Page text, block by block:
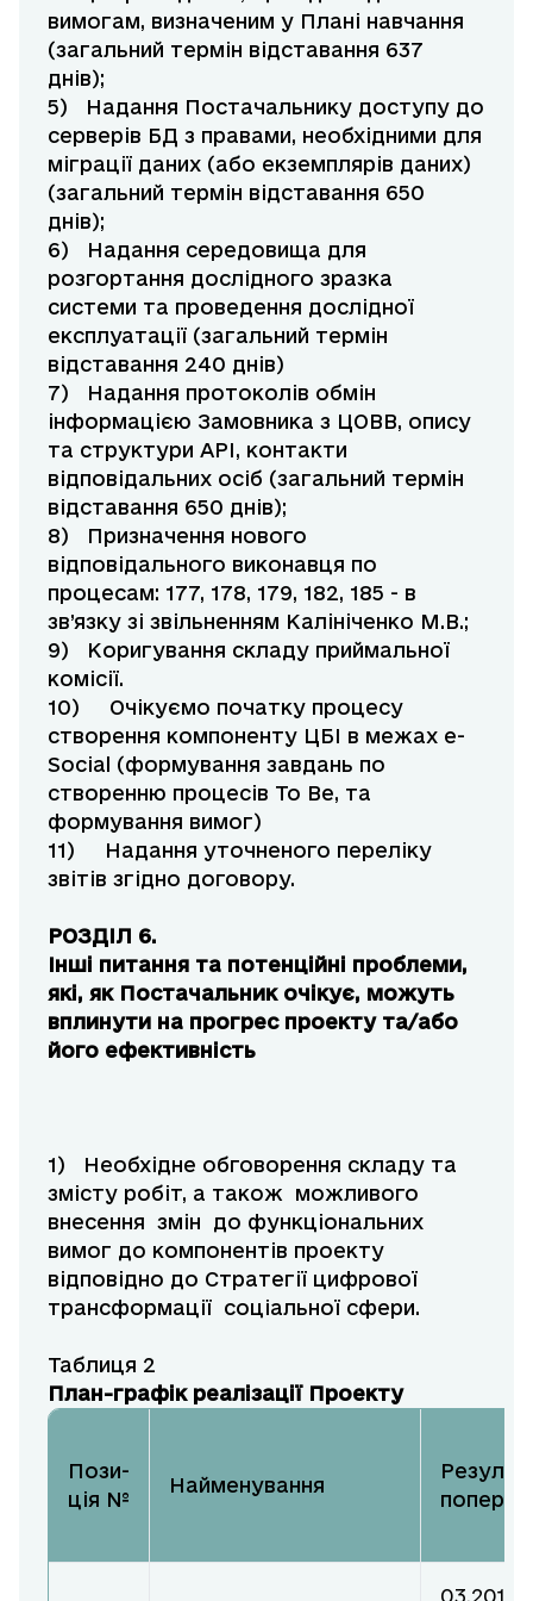
вимогам, визначеним у Плані навчання
(загальний термін відставання 637
днів);
5) Надання Постачальнику доступу до
серверів БД з правами, необхідними для
міграції даних (або екземплярів даних)
(загальний термін відставання 650
днів);
6) Надання середовища для
розгортання дослідного зразка
системи та проведення дослідної
експлуатації (загальний термін
відставання 240 днів)
7) Надання протоколів обмін
інформацією Замовника з ЦОВВ, опису
та структури АРІ, контакти
відповідальних осіб (загальний термін
відставання 650 днів);
8) Призначення нового
відповідального виконавця по
процесам: 177, 178, 179, 182, 185 - в
зв’язку зі звільненням Калініченко М.В.;
9) Коригування складу приймальної
комісії.
10) Очікуємо початку процесу
створення компоненту ЦБІ в межах e-
Social (формування завдань по
створенню процесів To Be, та
формування вимог)
11) Надання уточненого переліку
звітів згідно договору.
РОЗДІЛ 6.
Інші питання та потенційні проблеми,
які, як Постачальник очікує, можуть
вплинути на прогрес проекту та/або
його ефективність
1) Необхідне обговорення складу та
змісту робіт, а також можливого
внесення змін до функціональних
вимог до компонентів проекту
відповідно до Стратегії цифрової
трансформації соціальної сфери.
Таблиця 2
План-графік реалізації Проекту
Пози-
ція №
Найменування
03.2018